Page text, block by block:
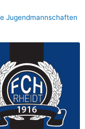
Jugendmannschaften